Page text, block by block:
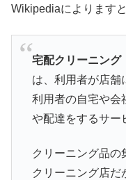
Wikipediaによります
宅配クリーニング
は、利用者が店舗
利用者の自宅や会
や配達をするサー
クリーニング品の
クリーニング店だ